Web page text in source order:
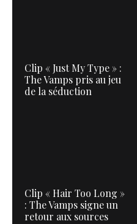
Clip « Just My Type » :
The Vamps pris au jeu
de la séduction
Clip « Hair Too Long »
: The Vamps signe un
retour aux sources